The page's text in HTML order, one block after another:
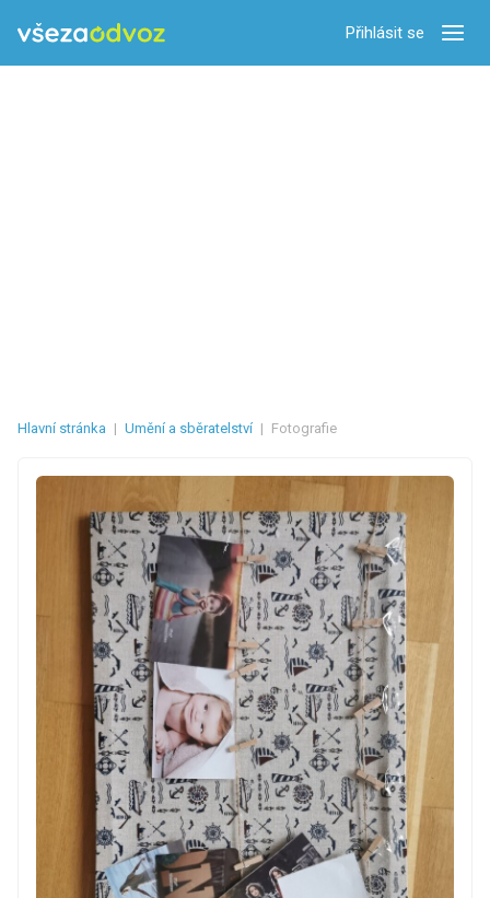
Přihlásit se
Hlavní stránka | Umění a sběratelství | Fotografie